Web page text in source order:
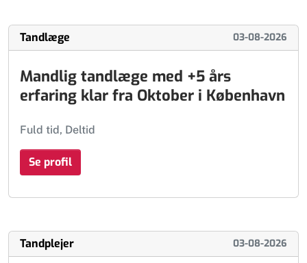
Tandlæge 03-08-2026
Mandlig tandlæge med +5 års
erfaring klar fra Oktober i København
Fuld tid, Deltid
Se profil
Tandplejer 03-08-2026